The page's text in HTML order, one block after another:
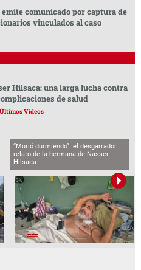
emite comunicado por captura de
vinculados al caso
Hilsaca: una larga lucha contra
de salud
Últimos Videos
“Murió durmiendo”: el desgarrador
relato de la hermana de Nasser
Hilsaca